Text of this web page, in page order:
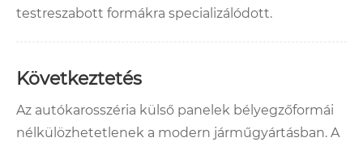
testreszabott formákra specializálódott.
Következtetés
Az autókarosszéria külső panelek bélyegzőformái
nélkülözhetetlenek a modern járműgyártásban. A